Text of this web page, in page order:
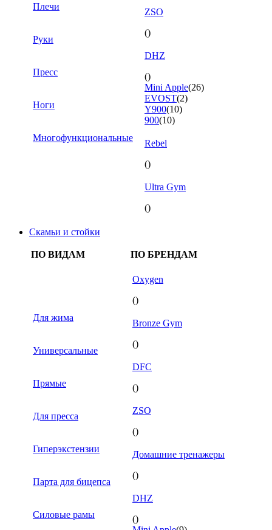
Плечи
Руки
Пресс
Ноги
Многофункциональные
ZSO
()
DHZ
()
Mini Apple(26)
EVOST(2)
Y900(10)
900(10)
Rebel
()
Ultra Gym
()
Скамьи и стойки
ПО ВИДАМ ПО БРЕНДАМ
Для жима
Универсальные
Прямые
Для пресса
Гиперэкстензии
Парта для бицепса
Силовые рамы
Oxygen
()
Bronze Gym
()
DFC
()
ZSO
()
Домашние тренажеры
()
DHZ
()